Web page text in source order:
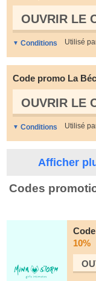
OUVRIR LE
Conditions Utilisé
Code promo La
OUVRIR LE
Conditions Utilisé
Afficher
Codes
10%